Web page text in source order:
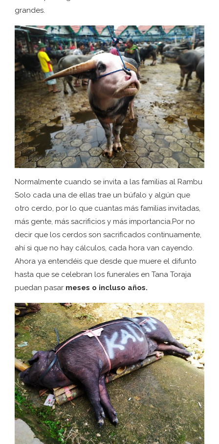
grandes.
Normalmente cuando se invita a las familias al Rambu
Solo cada una de ellas trae un búfalo y algún que
otro cerdo, por lo que cuantas más familias invitadas,
más gente, más sacrificios y más importancia.Por no
decir que los cerdos son sacrificados continuamente,
ahí si que no hay cálculos, cada hora van cayendo.
Ahora ya entendéis que desde que muere el difunto
hasta que se celebran los funerales en Tana Toraja
puedan pasar meses o incluso años.